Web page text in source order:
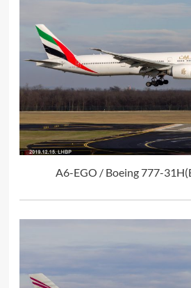
A6-EGO / Boeing 777-